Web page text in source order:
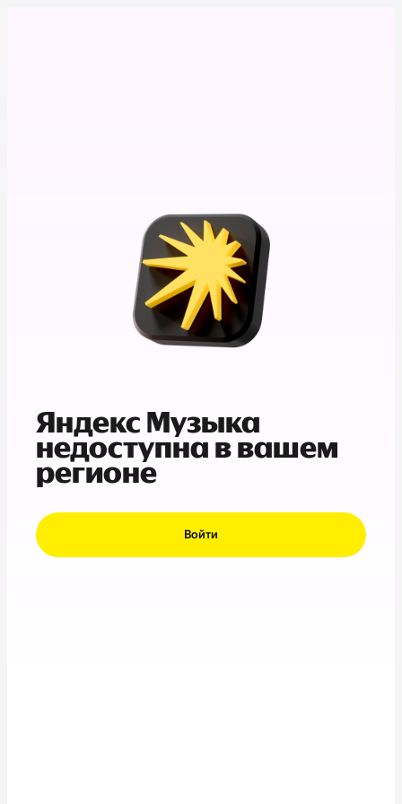
Яндекс Музыка
недоступна в вашем
регионе
Войти